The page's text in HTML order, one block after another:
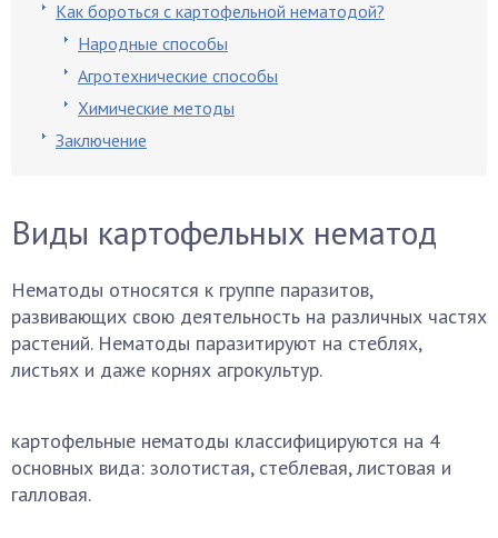
Как бороться с картофельной нематодой?
Народные способы
Агротехнические способы
Химические методы
Заключение
Виды картофельных нематод
Нематоды относятся к группе паразитов,
развивающих свою деятельность на различных частях
растений. Нематоды паразитируют на стеблях,
листьях и даже корнях агрокультур.
картофельные нематоды классифицируются на 4
основных вида: золотистая, стеблевая, листовая и
галловая.